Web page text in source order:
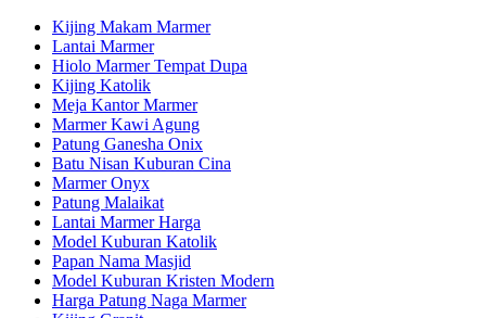
Kijing Makam Marmer
Lantai Marmer
Hiolo Marmer Tempat Dupa
Kijing Katolik
Meja Kantor Marmer
Marmer Kawi Agung
Patung Ganesha Onix
Batu Nisan Kuburan Cina
Marmer Onyx
Patung Malaikat
Lantai Marmer Harga
Model Kuburan Katolik
Papan Nama Masjid
Model Kuburan Kristen Modern
Harga Patung Naga Marmer